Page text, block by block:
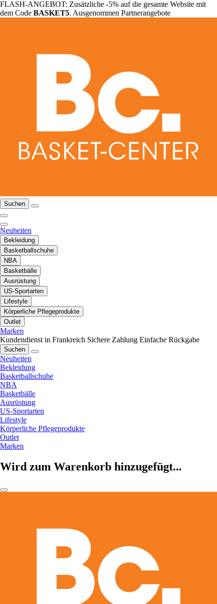
FLASH-ANGEBOT: Zusätzliche -5% auf die gesamte Website mit
dem Code BASKET5. Ausgenommen Partnerangebote
Suchen
Neuheiten
Bekleidung
Basketballschuhe
NBA
Basketbälle
Ausrüstung
US-Sportarten
Lifestyle
Körperliche Pflegeprodukte
Outlet
Marken
Kundendienst in Frankreich Sichere Zahlung Einfache Rückgabe
Suchen
Neuheiten
Bekleidung
Basketballschuhe
NBA
Basketbälle
Ausrüstung
US-Sportarten
Lifestyle
Körperliche Pflegeprodukte
Outlet
Marken
Wird zum Warenkorb hinzugefügt...